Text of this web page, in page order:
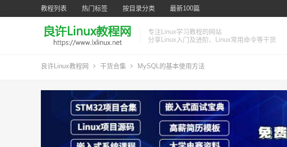
教程列表 热门标签 按目录分类 最新100篇
专注Linux学习教程的网站
分享Linux入门及进阶、Linux常用命令等干货
良许Linux教程网 干货合集 MySQL的基本使用方法